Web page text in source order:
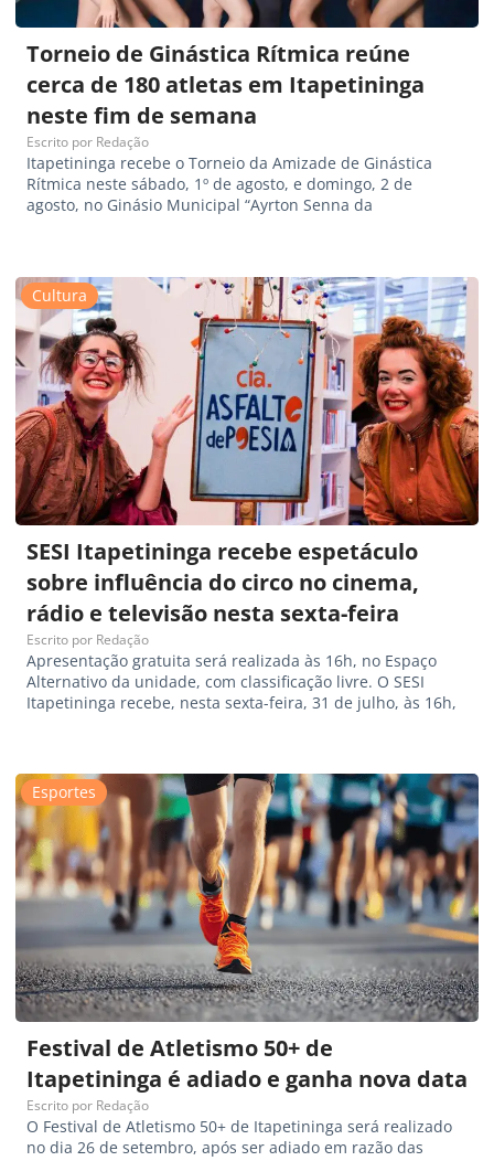
Torneio de Ginástica Rítmica reúne
cerca de 180 atletas em Itapetininga
neste fim de semana
Escrito por Redação
Itapetininga recebe o Torneio da Amizade de Ginástica
Rítmica neste sábado, 1º de agosto, e domingo, 2 de
agosto, no Ginásio Municipal “Ayrton Senna da
Cultura
SESI Itapetininga recebe espetáculo
sobre influência do circo no cinema,
rádio e televisão nesta sexta-feira
Escrito por Redação
Apresentação gratuita será realizada às 16h, no Espaço
Alternativo da unidade, com classificação livre. O SESI
Itapetininga recebe, nesta sexta-feira, 31 de julho, às 16h,
Esportes
Festival de Atletismo 50+ de
Itapetininga é adiado e ganha nova data
Escrito por Redação
O Festival de Atletismo 50+ de Itapetininga será realizado
no dia 26 de setembro, após ser adiado em razão das